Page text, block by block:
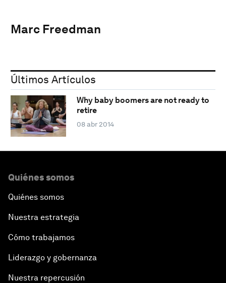
Marc Freedman
Últimos Artículos
Why baby boomers are not ready to
retire
08 abr 2014
Quiénes somos
Quiénes somos
Nuestra estrategia
Cómo trabajamos
Liderazgo y gobernanza
Nuestra repercusión